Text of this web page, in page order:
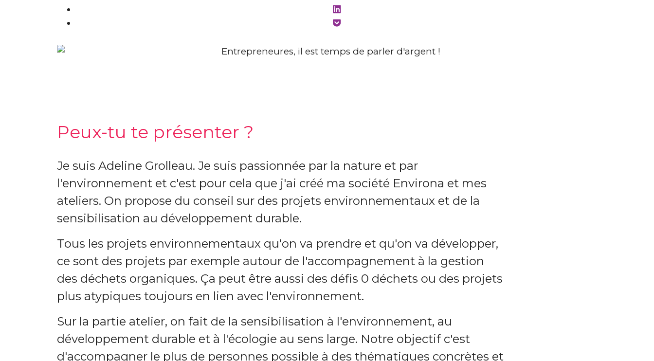
Peux-tu te présenter ?
Je suis Adeline Grolleau. Je suis passionnée par la nature et par
l'environnement et c'est pour cela que j'ai créé ma société Environa et mes
ateliers. On propose du conseil sur des projets environnementaux et de la
sensibilisation au développement durable.
Tous les projets environnementaux qu'on va prendre et qu'on va développer,
ce sont des projets par exemple autour de l'accompagnement à la gestion
des déchets organiques. Ça peut être aussi des défis 0 déchets ou des projets
plus atypiques toujours en lien avec l'environnement.
Sur la partie atelier, on fait de la sensibilisation à l'environnement, au
développement durable et à l'écologie au sens large. Notre objectif c'est
d'accompagner le plus de personnes possible à des thématiques concrètes et